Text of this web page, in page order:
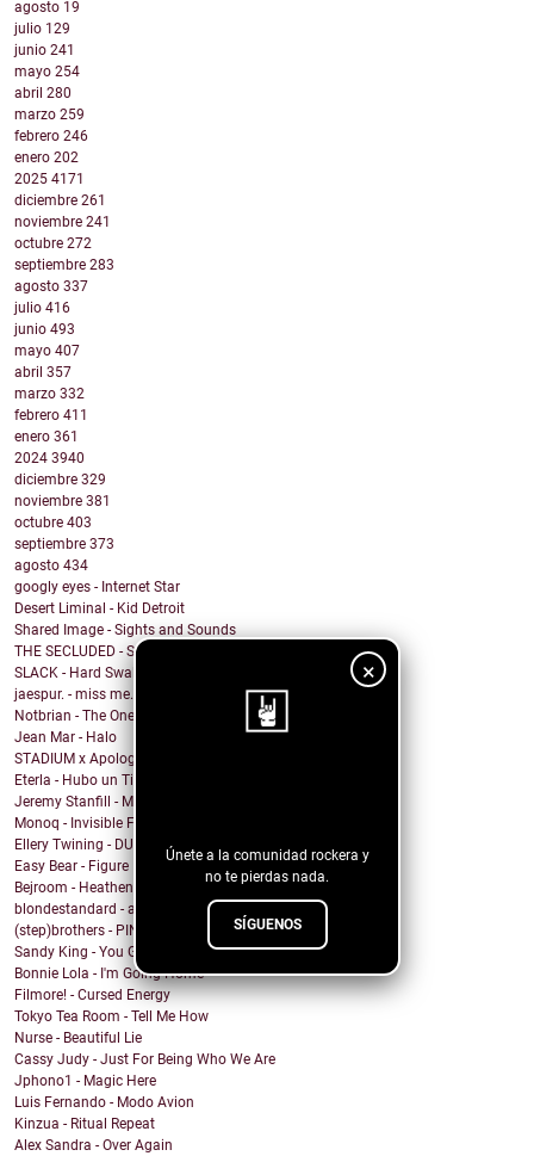
×
Únete a la comunidad rockera y
no te pierdas nada.
SÍGUENOS
agosto 19
julio 129
junio 241
mayo 254
abril 280
marzo 259
febrero 246
enero 202
2025 4171
diciembre 261
noviembre 241
octubre 272
septiembre 283
agosto 337
julio 416
junio 493
mayo 407
abril 357
marzo 332
febrero 411
enero 361
2024 3940
diciembre 329
noviembre 381
octubre 403
septiembre 373
agosto 434
googly eyes - Internet Star
Desert Liminal - Kid Detroit
Shared Image - Sights and Sounds
THE SECLUDED - Sweet Dreams (Eurythmics Cover)
SLACK - Hard Swallows
jaespur. - miss me.
Notbrian - The One
Jean Mar - Halo
STADIUM x Apologygrl - Ocean Wave
Eterla - Hubo un Tiempo
Jeremy Stanfill - Moving Day
Monoq - Invisible Finish Line
Ellery Twining - DUSTY SPRINGFIELD'S RECORD COLLEC...
Easy Bear - Figure It Out
Bejroom - Heathens
blondestandard - arms of another
(step)brothers - PINOT NOIR
Sandy King - You Got Me Mixed Up With That Bottle
Bonnie Lola - I'm Going Home
Filmore! - Cursed Energy
Tokyo Tea Room - Tell Me How
Nurse - Beautiful Lie
Cassy Judy - Just For Being Who We Are
Jphono1 - Magic Here
Luis Fernando - Modo Avion
Kinzua - Ritual Repeat
Alex Sandra - Over Again